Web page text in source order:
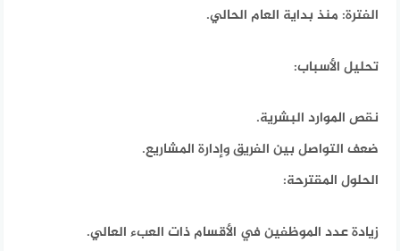
الفترة: منذ بداية العام الحالي.
تحليل الأسباب:
نقص الموارد البشرية.
ضعف التواصل بين الفريق وإدارة المشاريع.
الحلول المقترحة:
زيادة عدد الموظفين في الأقسام ذات العبء العالي.